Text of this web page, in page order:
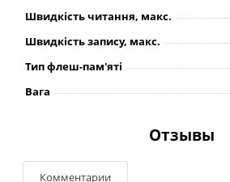
Швидкість читання, макс.
Швидкість запису, макс.
Тип флеш-пам'яті
Вага
Отзывы
Комментарии